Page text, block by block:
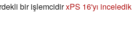
bir işlemcidirxPS 16'yı inceledik